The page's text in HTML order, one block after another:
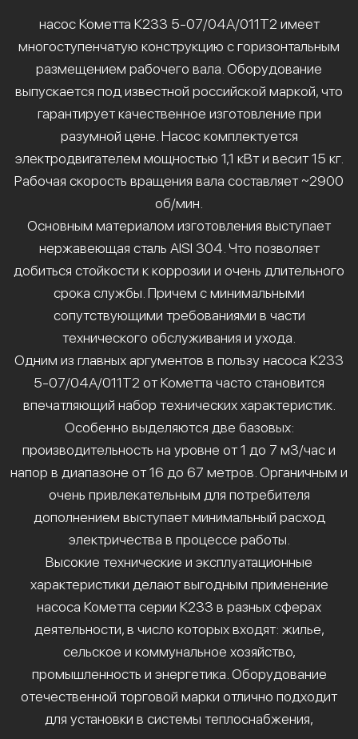
насос Кометта К233 5-07/04А/011Т2 имеет
многоступенчатую конструкцию с горизонтальным
размещением рабочего вала. Оборудование
выпускается под известной российской маркой, что
гарантирует качественное изготовление при
разумной цене. Насос комплектуется
электродвигателем мощностью 1,1 кВт и весит 15 кг.
Рабочая скорость вращения вала составляет ~2900
об/мин.
Основным материалом изготовления выступает
нержавеющая сталь AISI 304. Что позволяет
добиться стойкости к коррозии и очень длительного
срока службы. Причем с минимальными
сопутствующими требованиями в части
технического обслуживания и ухода.
Одним из главных аргументов в пользу насоса К233
5-07/04А/011Т2 от Кометта часто становится
впечатляющий набор технических характеристик.
Особенно выделяются две базовых:
производительность на уровне от 1 до 7 м3/час и
напор в диапазоне от 16 до 67 метров. Органичным и
очень привлекательным для потребителя
дополнением выступает минимальный расход
электричества в процессе работы.
Высокие технические и эксплуатационные
характеристики делают выгодным применение
насоса Кометта серии К233 в разных сферах
деятельности, в число которых входят: жилье,
сельское и коммунальное хозяйство,
промышленность и энергетика. Оборудование
отечественной торговой марки отлично подходит
для установки в системы теплоснабжения,